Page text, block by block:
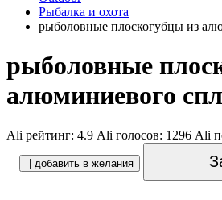
Рыбалка и охота
рыболовные плоскогубцы из
рыболовные
алюминиевого
Ali рейтинг: 4.9 Ali голосов: 1296 Ali
| добавить в желания